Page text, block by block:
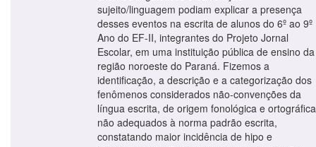
sujeito/linguagem podiam explicar a presença
desses eventos na escrita de alunos do 6º ao 9º
Ano do EF-II, integrantes do Projeto Jornal
Escolar, em uma instituição pública de ensino da
região noroeste do Paraná. Fizemos a
identificação, a descrição e a categorização dos
fenômenos considerados não-convenções da
língua escrita, de origem fonológica e
não adequados à norma padrão escrita,
constatando maior incidência de hipo e